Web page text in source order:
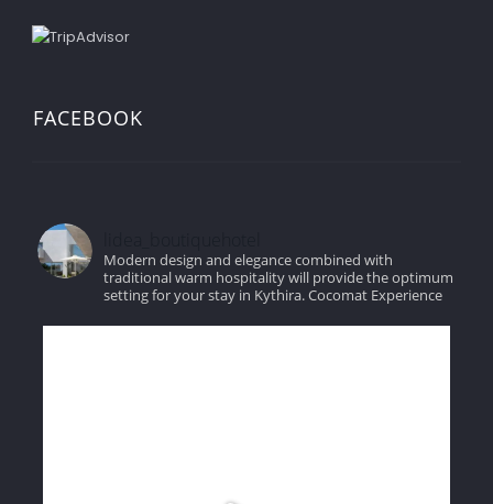
FACEBOOK
Modern design and elegance combined with
traditional warm hospitality will provide the optimum
setting for your stay in Kythira.Cocomat Experience